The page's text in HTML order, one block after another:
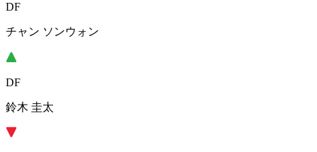
DF
チャン ソンウォン
DF
鈴木 圭太